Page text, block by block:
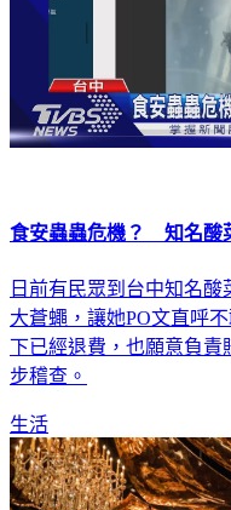
食安蟲蟲危機？ 知名酸
日前有民眾到台中知名
大蒼蠅，讓她PO文直呼
下已經退費，也願意負責
步稽查。
生活